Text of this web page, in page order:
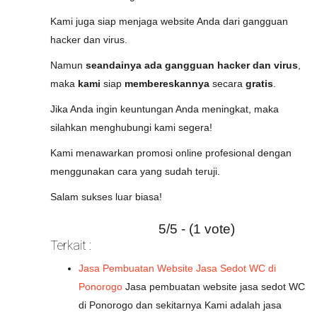
Kami juga siap menjaga website Anda dari gangguan
hacker dan virus.
Namun seandainya ada gangguan hacker dan virus
maka kami siap membereskannya secara gratis
Jika Anda ingin keuntungan Anda meningkat, maka
silahkan menghubungi kami segera!
Kami menawarkan promosi online profesional dengan
menggunakan cara yang sudah teruji.
Salam sukses luar biasa!
5/5 - (1 vote)
Terkait :
Jasa Pembuatan Website Jasa Sedot WC di
Ponorogo Jasa pembuatan website jasa sedot WC
di Ponorogo dan sekitarnya Kami adalah jasa